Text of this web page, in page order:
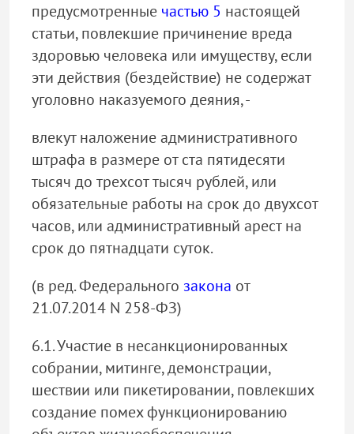
предусмотренные частью 5 настоящей
статьи, повлекшие причинение вреда
здоровью человека или имуществу, если
эти действия (бездействие) не содержат
уголовно наказуемого деяния, -
влекут наложение административного
штрафа в размере от ста пятидесяти
тысяч до трехсот тысяч рублей, или
обязательные работы на срок до двухсот
часов, или административный арест на
срок до пятнадцати суток.
(в ред. Федерального закона от
21.07.2014 N 258-ФЗ)
6.1. Участие в несанкционированных
собрании, митинге, демонстрации,
шествии или пикетировании, повлекших
создание помех функционированию